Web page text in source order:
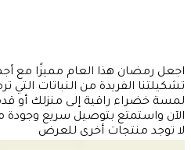
اجعل رمضان هذا العام مميزًا مع
تشكيلتنا الفريدة من النباتات التي
لمسة خضراء راقية إلى منزلك أو
الآن واستمتع بتوصيل سريع
لا توجد منتجات أخرى للعرض